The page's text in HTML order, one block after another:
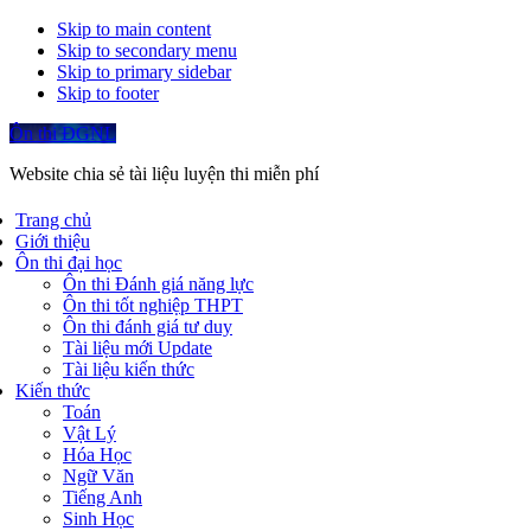
Skip to main content
Skip to secondary menu
Skip to primary sidebar
Skip to footer
Ôn thi ĐGNL
Website chia sẻ tài liệu luyện thi miễn phí
Trang chủ
Giới thiệu
Ôn thi đại học
Ôn thi Đánh giá năng lực
Ôn thi tốt nghiệp THPT
Ôn thi đánh giá tư duy
Tài liệu mới Update
Tài liệu kiến thức
Kiến thức
Toán
Vật Lý
Hóa Học
Ngữ Văn
Tiếng Anh
Sinh Học